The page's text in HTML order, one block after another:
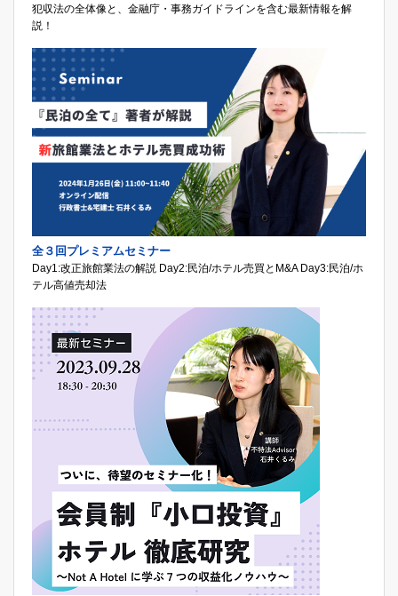
犯収法の全体像と、金融庁・事務ガイドラインを含む最新情報を解
説！
全３回プレミアムセミナー
Day1:改正旅館業法の解説 Day2:民泊/ホテル売買とM&A Day3:民泊/ホ
テル高値売却法